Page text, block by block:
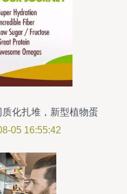
化扎堆，新型植物蛋
品鹤立鸡群
05 16:55:42